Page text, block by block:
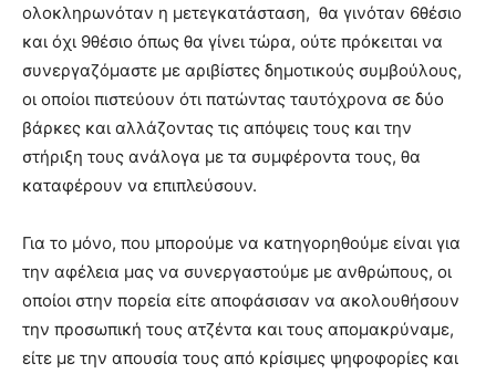
ολοκληρωνόταν η μετεγκατάσταση, θα γινόταν 6θέσιο
και όχι 9θέσιο όπως θα γίνει τώρα, ούτε πρόκειται να
συνεργαζόμαστε με αριβίστες δημοτικούς συμβούλους,
οι οποίοι πιστεύουν ότι πατώντας ταυτόχρονα σε δύο
βάρκες και αλλάζοντας τις απόψεις τους και την
στήριξη τους ανάλογα με τα συμφέροντα τους, θα
καταφέρουν να επιπλεύσουν.
Για το μόνο, που μπορούμε να κατηγορηθούμε είναι για
την αφέλεια μας να συνεργαστούμε με ανθρώπους, οι
οποίοι στην πορεία είτε αποφάσισαν να ακολουθήσουν
την προσωπική τους ατζέντα και τους απομακρύναμε,
είτε με την απουσία τους από κρίσιμες ψηφοφορίες και